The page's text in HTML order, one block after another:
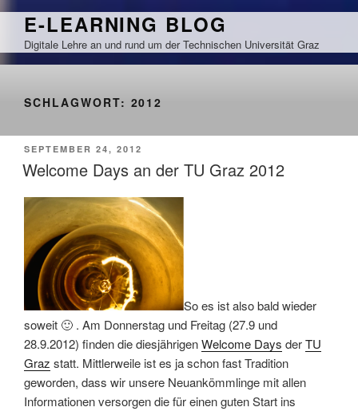
Zum
springen
E-LEARNING BLOG
Digitale Lehre an und rund um der Technischen Universität Graz
SCHLAGWORT: 2012
VERÖFFENTLICHT
AM
SEPTEMBER 24, 2012
Welcome Days an der TU Graz 2012
So es ist also bald wieder
soweit 🙂 . Am Donnerstag und Freitag (27.9 und
28.9.2012) finden die diesjährigenWelcome Days derTU
Graz statt. Mittlerweile ist es ja schon fast Tradition
geworden, dass wir unsere Neuankömmlinge mit allen
Informationen versorgen die für einen guten Start ins